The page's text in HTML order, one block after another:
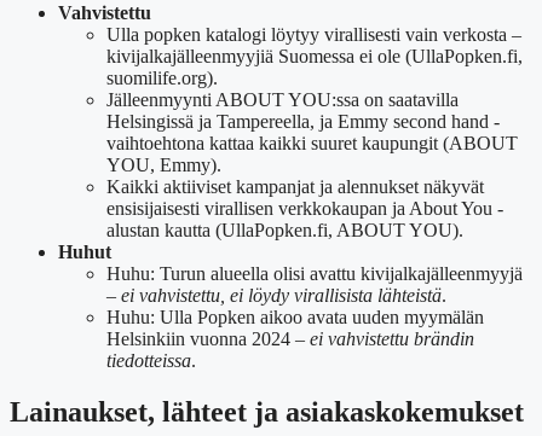
Vahvistettu
Ulla popken katalogi löytyy virallisesti vain verkosta –
kivijalkajälleenmyyjiä Suomessa ei ole (UllaPopken.fi,
suomilife.org).
Jälleenmyynti ABOUT YOU:ssa on saatavilla
Helsingissä ja Tampereella, ja Emmy second hand -
vaihtoehtona kattaa kaikki suuret kaupungit (ABOUT
YOU, Emmy).
Kaikki aktiiviset kampanjat ja alennukset näkyvät
ensisijaisesti virallisen verkkokaupan ja About You -
alustan kautta (UllaPopken.fi, ABOUT YOU).
Huhut
Huhu: Turun alueella olisi avattu kivijalkajälleenmyyjä
– ei vahvistettu, ei löydy virallisista lähteistä.
Huhu: Ulla Popken aikoo avata uuden myymälän
Helsinkiin vuonna 2024 – ei vahvistettu brändin
tiedotteissa.
Lainaukset, lähteet ja asiakaskokemukset